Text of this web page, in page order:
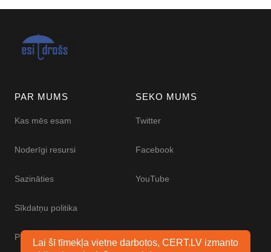
PAR MUMS
Kas mēs esam
Noderīgi resursi
Sazināties
Sīkdatņu politika
Piekļūstamības paziņojums
SEKO MUMS
Twitter
Facebook
YouTube
Lai šī tīmekļa vietne darbotos, CERT.LV izmanto